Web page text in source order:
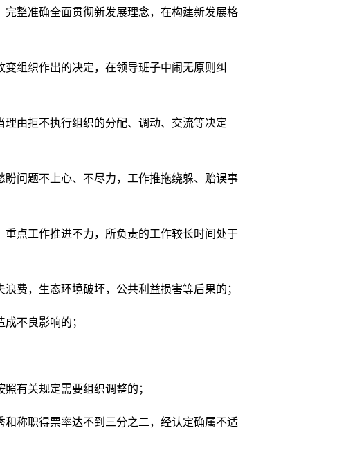
整准确全面贯彻新发展理念，在构建新发展格
组织作出的决定，在领导班子中闹无原则纠
由拒不执行组织的分配、调动、交流等决定
问题不上心、不尽力，工作推拖绕躲、贻误事
点工作推进不力，所负责的工作较长时间处于
，生态环境破坏，公共利益损害等后果的；
不良影响的；
有关规定需要组织调整的；
称职得票率达不到三分之二，经认定确属不适